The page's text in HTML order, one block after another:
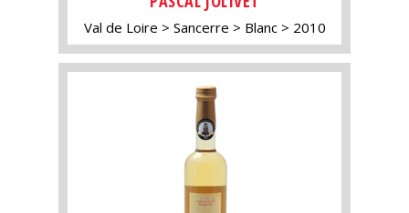
Val de Loire Sancerre Blanc 2010